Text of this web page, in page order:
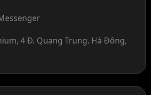
4 Đ. Quang Trung, Hà Đông,